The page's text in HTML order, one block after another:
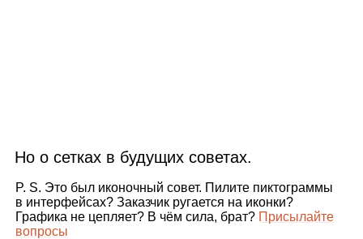
Но о сетках в будущих советах.
P. S. Это был иконочный совет. Пилите пиктограммы
в интерфейсах? Заказчик ругается на иконки?
Графика не цепляет? В чём сила, брат? Присылайте
вопросы